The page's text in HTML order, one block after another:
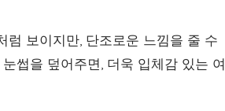
럼 보이지만, 단조로운 느낌을 줄 수
썹을 덮어주면, 더욱 입체감 있는 여